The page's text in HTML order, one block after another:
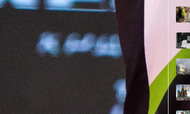
прошли с заметным игровым перевесом
Деру, Майка Кристенсон и Артём Вольвич
неразрешимых задач. Но основной
и Максим Михайлов, с подачами
фавориту борьбу и во втором сете. Да,
критическим не выглядел. Только в
рисковать, перевес хозяев стал
действия существенные изменения. В
порой казалось, будто зенитовцы
Да и в нападении те же Деру с Вольвичем